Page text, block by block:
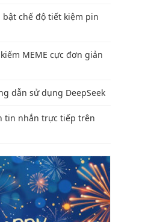
chế độ tiết kiệm pin
MEME cực đơn giản
dẫn sử dụng DeepSeek
tin nhắn trực tiếp trên